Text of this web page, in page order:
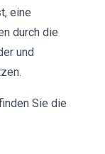
eine
durch die
und
Sie die